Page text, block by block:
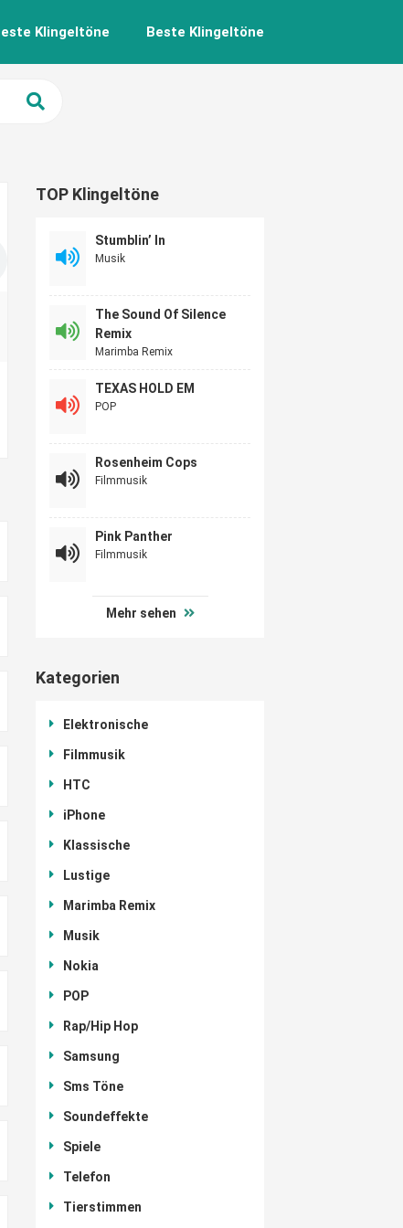
Klingeltöne Beste Klingeltöne
TOP Klingeltöne
Stumblin’ In
Musik
The Sound Of Silence
Remix
Marimba Remix
TEXAS HOLD EM
POP
Rosenheim Cops
Filmmusik
Pink Panther
Filmmusik
Mehr sehen
Kategorien
Elektronische
Filmmusik
HTC
iPhone
Klassische
Lustige
Marimba Remix
Musik
Nokia
POP
Rap/Hip Hop
Samsung
Sms Töne
Soundeffekte
Spiele
Telefon
Tierstimmen